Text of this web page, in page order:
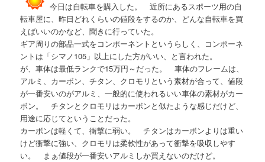
今日は自転車を購入した。 近所にあるスポーツ用の自
転車屋に、昨日どれくらいの値段をするのか、どんな自転車を買
えばいいのかなど、聞きに行っていた。
ギア周りの部品一式をコンポーネントというらしく、コンポーネ
ントは「シマノ105」以上にした方がいい、と言われた。
が、車体は最低ランクで15万円～だった。 車体のフレームは、
アルミ、カーボン、チタン、クロモリという素材が合って、値段
が一番安いのがアルミ、一般的に使われるいい車体の素材がカー
ボン。 チタンとクロモリはカーボンと似たような感じだけど、
用途に応じてということだった。
カーボンは軽くて、衝撃に弱い。 チタンはカーボンよりは重い
けど衝撃に強い、クロモリは柔軟性があって衝撃を吸収しやす
い。 まぁ値段が一番安いアルミしか買えないのだけど。